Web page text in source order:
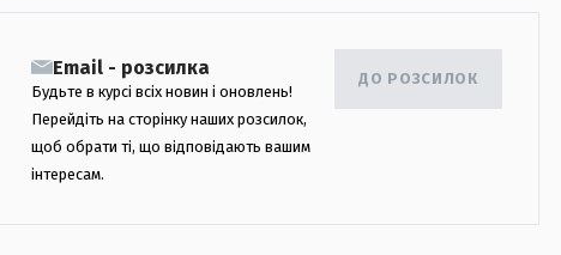
Email - розсилка
Будьте в курсі всіх новин і оновлень!
Перейдіть на сторінку наших розсилок,
щоб обрати ті, що відповідають вашим
інтересам.
ДО РОЗСИЛОК